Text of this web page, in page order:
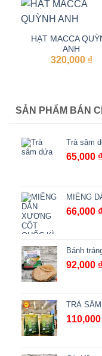
HẠT MACCA
ANH
320,000 ₫
SẢN PHẨM BÁN
Trà sâm
65,000 ₫
MIẾNG
66,000 ₫
Bánh
92,000 ₫
TRÀ
110,000